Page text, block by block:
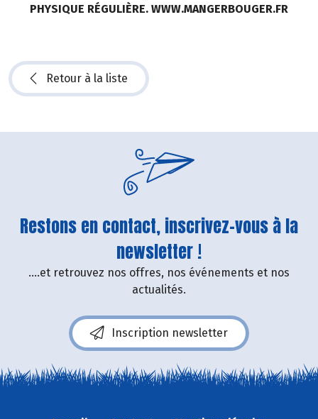
PHYSIQUE RÉGULIÈRE. WWW.MANGERBOUGER.FR
Retour à la liste
Restons en contact, inscrivez-vous à la
newsletter !
....et retrouvez nos offres, nos événements et nos
actualités.
Inscription newsletter